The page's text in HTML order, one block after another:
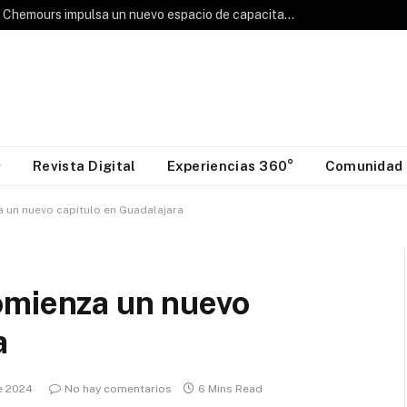
Hablemos de Frío: Chemours impulsa un nuevo espacio de capacitación para la industria HVAC&R
Revista Digital Experiencias 360° Comunidad
nuevo capítulo en Guadalajara
un nuevo
2024 No hay comentarios 6 Mins Read